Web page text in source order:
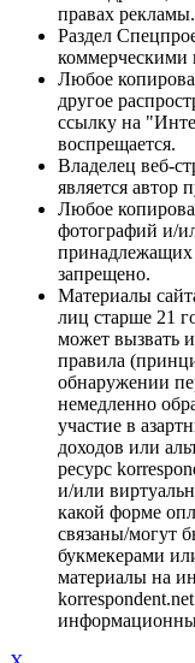
правах рекламы.
Раздел
коммерческими
Любое
другое
ссылку на
воспрещается.
Владелец веб-
является автор
Любое
фотографий и/
принадлежащих
запрещено.
Материалы
лиц старше 21
может вызвать
правила
обнаружении
немедленно
участие в
доходов или
ресурс
и/или
какой форме
связаны/могут
букмекерами
материалы на